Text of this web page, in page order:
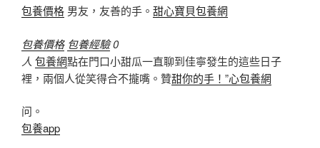
包養價格 男友，友善的手。 甜心寶貝包養網
包養價格 包養經驗0
人 包養網點在門口小甜瓜一直聊到佳寧發生的這些日子
裡，兩個人從笑得合不攏嘴。贊甜你的手！”心包養網
问。
包養app